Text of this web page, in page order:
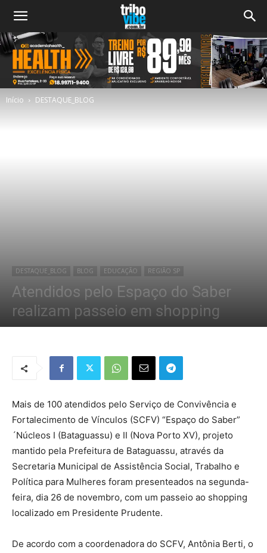
Início DESTAQUE_BLOG
DESTAQUE_BLOG BLOG EDUCAÇÃO REGIÃO SP
Atendidos pelo Espaço do Saber
realizam passeio em shopping
Por Redação Tribo - 29 de novembro de 2018 1241 0
Mais de 100 atendidos pelo Serviço de Convivência e
Fortalecimento de Vínculos (SCFV) “Espaço do Saber”
´Núcleos I (Bataguassu) e II (Nova Porto XV), projeto
mantido pela Prefeitura de Bataguassu, através da
Secretaria Municipal de Assistência Social, Trabalho e
Política para Mulheres foram presenteados na segunda-
feira, dia 26 de novembro, com um passeio ao shopping
localizado em Presidente Prudente.
De acordo com a coordenadora do SCFV, Antônia Berti, o